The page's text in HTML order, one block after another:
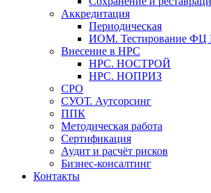
Аккредитация
Периодическая
ИОМ. Тестирование
Внесение в НРС
НРС. НОСТРОЙ
НРС. НОПРИЗ
СРО
СУОТ. Аутсорсинг
ППК
Методическая работа
Сертификация
Аудит и расчёт рисков
Бизнес-консалтинг
Контакты